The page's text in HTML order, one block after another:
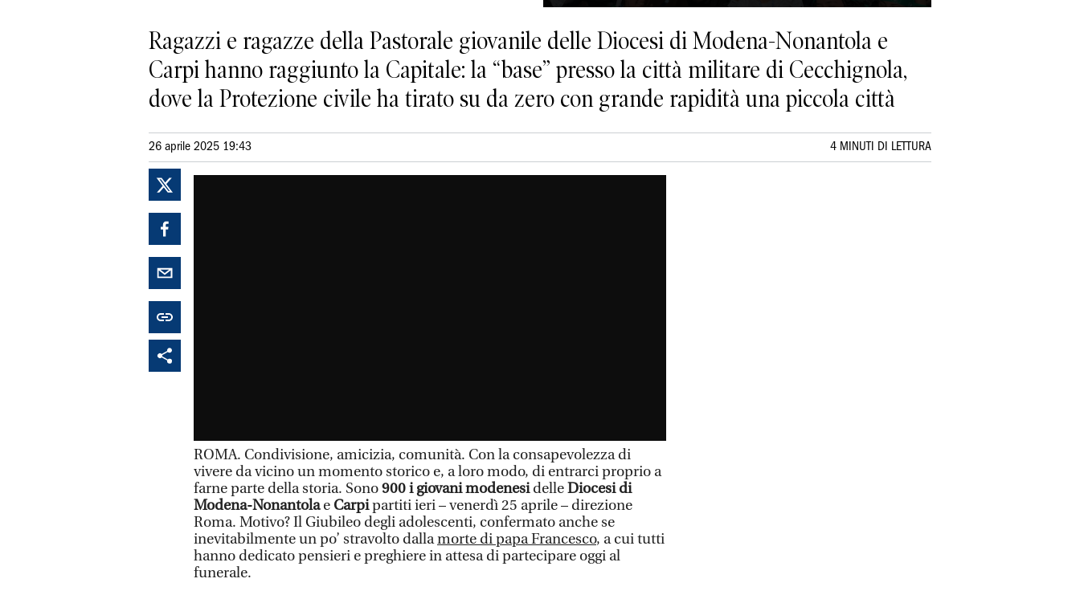
Ragazzi e ragazze della Pastorale giovanile delle Diocesi di Modena-Nonantola e
Carpi hanno raggiunto la Capitale: la “base” presso la città militare di Cecchignola,
dove la Protezione civile ha tirato su da zero con grande rapidità una piccola città
26 aprile 2025 19:43 4 MINUTI DI LETTURA
ROMA. Condivisione, amicizia, comunità. Con la consapevolezza di
vivere da vicino un momento storico e, a loro modo, di entrarci proprio a
farne parte della storia. Sono900 i giovani modenesidelleDiocesi di
Modena-Nonantolae Carpipartiti ieri – venerdì 25 aprile – direzione
Roma. Motivo? Il Giubileo degli adolescenti, confermato anche se
inevitabilmente un po’ stravolto dallamorte di papa Francesco, a cui tutti
hanno dedicato pensieri e preghiere in attesa di partecipare oggi al
funerale.